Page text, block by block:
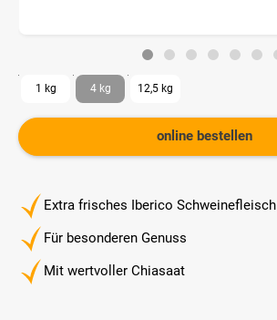
Extra frisches Iberico Schweinefleisch
Für besonderen Genuss
Mit wertvoller Chiasaat
1 kg 4 kg 12,5 kg
online bestellen